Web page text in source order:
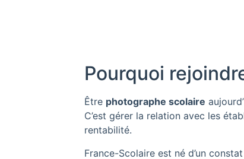
Pourquoi
Être photographe scolaire
C’est gérer la relation avec les
rentabilité.
France-Scolaire est né d’un